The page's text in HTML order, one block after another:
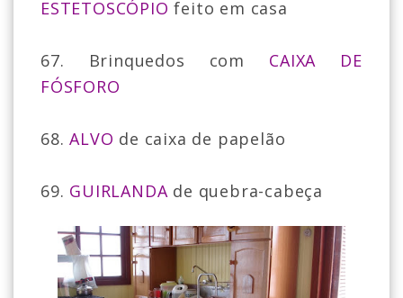
ESTETOSCÓPIO feito em casa
67. Brinquedos com CAIXA DE
FÓSFORO
68.ALVO de caixa de papelão
69. GUIRLANDAde quebra-cabeça